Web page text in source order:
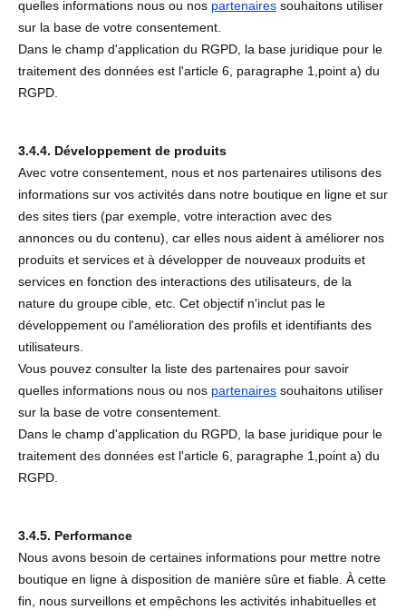
quelles informations nous ou nos partenaires souhaitons utiliser
sur la base de votre consentement.
Dans le champ d'application du RGPD, la base juridique pour le
traitement des données est l'article 6, paragraphe 1,point a) du
RGPD.
3.4.4. Développement de produits
Avec votre consentement, nous et nos partenaires utilisons des
informations sur vos activités dans notre boutique en ligne et sur
des sites tiers (par exemple, votre interaction avec des
annonces ou du contenu), car elles nous aident à améliorer nos
produits et services et à développer de nouveaux produits et
services en fonction des interactions des utilisateurs, de la
nature du groupe cible, etc. Cet objectif n'inclut pas le
développement ou l'amélioration des profils et identifiants des
utilisateurs.
Vous pouvez consulter la liste des partenaires pour savoir
quelles informations nous ou nos partenaires souhaitons utiliser
sur la base de votre consentement.
Dans le champ d'application du RGPD, la base juridique pour le
traitement des données est l'article 6, paragraphe 1,point a) du
RGPD.
3.4.5. Performance
Nous avons besoin de certaines informations pour mettre notre
boutique en ligne à disposition de manière sûre et fiable. À cette
fin, nous surveillons et empêchons les activités inhabituelles et